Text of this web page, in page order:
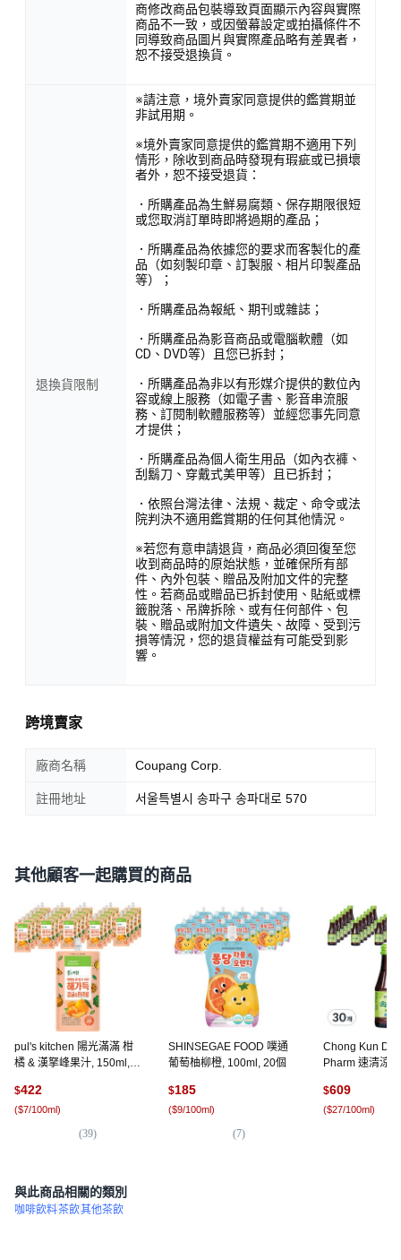
商修改商品包裝導致頁面顯示內容與實際
商品不一致，或因螢幕設定或拍攝條件不
同導致商品圖片與實際產品略有差異者，
恕不接受退換貨。
退換貨限制
※請注意，境外賣家同意提供的鑑賞期並
非試用期。
※境外賣家同意提供的鑑賞期不適用下列
情形，除收到商品時發現有瑕疵或已損壞
者外，恕不接受退貨：
．所購產品為生鮮易腐類、保存期限很短
或您取消訂單時即將過期的產品；
．所購產品為依據您的要求而客製化的產
品（如刻製印章、訂製服、相片印製產品
等）；
．所購產品為報紙、期刊或雜誌；
．所購產品為影音商品或電腦軟體（如
CD、DVD等）且您已拆封；
．所購產品為非以有形媒介提供的數位內
容或線上服務（如電子書、影音串流服
務、訂閱制軟體服務等）並經您事先同意
才提供；
．所購產品為個人衛生用品（如內衣褲、
刮鬍刀、穿戴式美甲等）且已拆封；
．依照台灣法律、法規、裁定、命令或法
院判決不適用鑑賞期的任何其他情況。
※若您有意申請退貨，商品必須回復至您
收到商品時的原始狀態，並確保所有部
件、內外包裝、贈品及附加文件的完整
性。若商品或贈品已拆封使用、貼紙或標
籤脫落、吊牌拆除、或有任何部件、包
裝、贈品或附加文件遺失、故障、受到污
損等情況，您的退貨權益有可能受到影
響。
跨境賣家
廠商名稱 Coupang Corp.
註冊地址 서울특별시 송파구 송파대로 570
其他顧客一起購買的商品
pul's kitchen 陽光滿滿 柑
橘 & 漢拏峰果汁, 150ml,
$422
($7/100ml)
(39)
SHINSEGAE FOOD 噗通
葡萄柚柳橙, 100ml, 20個
$185
($9/100ml)
(7)
Chong Kun
Pharm 速清涼
$609
($27/100ml)
與此商品相關的類別
咖啡飲料茶飲其他茶飲